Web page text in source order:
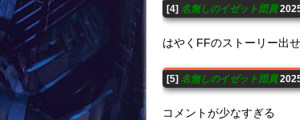
[4] 名無しのイゼット団員
はやくFFのストーリー出せ
[5] 名無しのイゼット団員
コメントが少なすぎる